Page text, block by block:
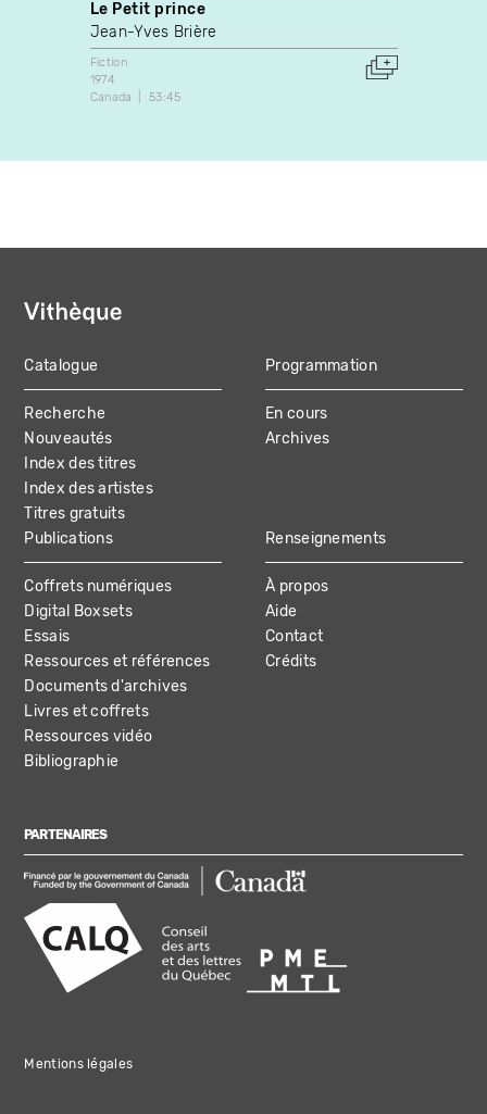
Le Petit prince
Jean-Yves Brière
Fiction
1974
Canada
53:45
MAIN
NAVIGATION
Catalogue
Recherche
Nouveautés
Index des titres
Index des artistes
Titres gratuits
Programmation
En cours
Archives
Publications
Coffrets numériques
Digital Boxsets
Essais
Ressources et références
Documents d'archives
Livres et coffrets
Ressources vidéo
Bibliographie
Renseignements
À propos
Aide
Contact
Crédits
PARTENAIRES
Mentions légales